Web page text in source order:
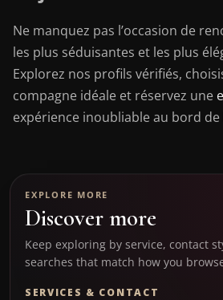
Ne manquez pas l’occasion de
les plus séduisantes et les plus
Explorez nos profils vérifiés,
compagne idéale et réservez une
expérience inoubliable au bord de
EXPLORE MORE
Discover more
Keep exploring by service, contact
searches that match how you
SERVICES & CONTACT